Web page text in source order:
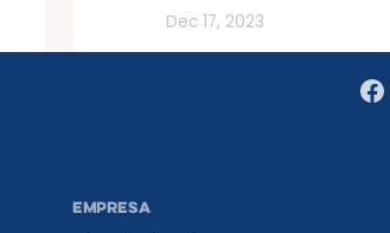
Dec 17, 2023
EMPRESA